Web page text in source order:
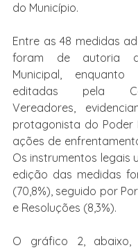
do Município.
Entre as 48 medidas
foram de autoria
Municipal, enquanto
editadas pela
Vereadores,
protagonista do Poder
ações de
Os instrumentos legais
edição das medidas
(70,8%), seguido por
e Resoluções (8,3%).
O gráfico 2, abaixo,